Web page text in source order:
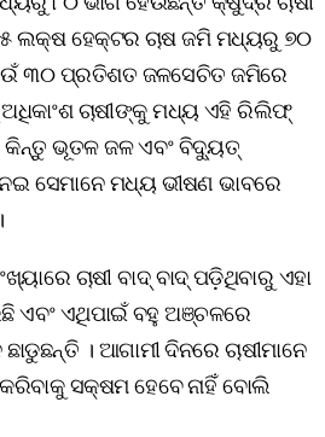
ଲକ୍ଷ ହେକ୍ଟର ଚାଷ ଜମି ମଧ୍ୟରୁ ୭୦
୩୦ ପ୍ରତିଶତ ଜଳସେଚିତ ଜମିରେ
ଚାଷୀଙ୍କୁ ମଧ୍ୟ ଏହି ରିଲିଫ୍
କିନ୍ତୁ ଭୂତଳ ଜଳ ଏବଂ ବିଦ୍ୟୁତ୍
ସେମାନେ ମଧ୍ୟ ଭୀଷଣ ଭାବରେ
ଚାଷୀ ବାଦ୍ ବାଦ୍ ପଡ଼ିଥିବାରୁ ଏହା
ଏବଂ ଏଥିପାଇଁ ବହୁ ଅଞ୍ଚଳରେ
। ଆଗାମୀ ଦିନରେ ଚାଷୀମାନେ
ସକ୍ଷମ ହେବେ ନାହିଁ ବୋଲି